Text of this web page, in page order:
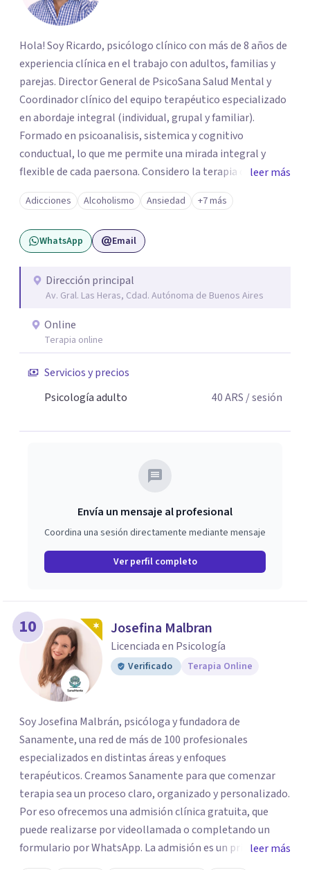
Hola! Soy Ricardo, psicólogo clínico con más de 8 años de
experiencia clínica en el trabajo con adultos, familias y
parejas. Director General de PsicoSana Salud Mental y
Coordinador clínico del equipo terapéutico especializado
en abordaje integral (individual, grupal y familiar).
Formado en psicoanalisis, sistemica y cognitivo
conductual, lo que me permite una mirada integral y
flexible de cada paersona. Considero la terapia como un
espacio de escucha, construcción y transformación,
adpatando el contexto de cada persona para ayudarla de
la mejor manera posible.
leer más
Adicciones Alcoholismo Ansiedad +7 más
WhatsApp Email
Dirección principal
Av. Gral. Las Heras, Cdad. Autónoma de Buenos Aires
Online
Terapia online
Servicios y precios
Psicología adulto
40ARS / sesión
Envía un mensaje al profesional
Coordina una sesión directamente mediante mensaje
Ver perfil completo
10 Josefina Malbran
Licenciada en Psicología
Verificado Terapia Online
Soy Josefina Malbrán, psicóloga y fundadora de
Sanamente, una red de más de 100 profesionales
especializados en distintas áreas y enfoques
terapéuticos. Creamos Sanamente para que comenzar
terapia sea un proceso claro, organizado y personalizado.
Por eso ofrecemos una admisión clínica gratuita, que
puede realizarse por videollamada o completando un
formulario por WhatsApp. La admisión es un primer
espacio de orientación profesional donde escuchamos tu
leer más